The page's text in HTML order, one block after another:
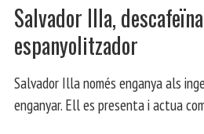
Salvador Illa,
espanyolitzador
Salvador Illa només enganya als
enganyar. Ell es presenta i actua